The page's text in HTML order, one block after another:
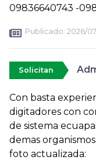
09836640743 -
Publicado: 2026/
Solicitan
Con basta
digitadores con
de sistema
demas
foto actualizada: